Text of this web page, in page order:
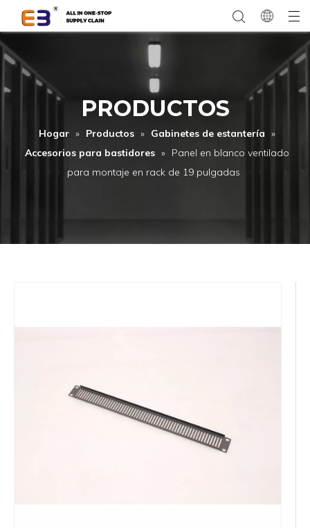
PRODUCTOS
Hogar » Productos » Gabinetes de estantería »
Accesorios para bastidores » Panel en blanco ventilado
para montaje en rack de 19 pulgadas